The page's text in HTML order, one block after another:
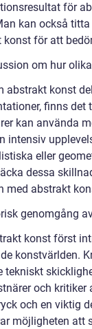
för
kan också
konst för att
om hur
abstrakt konst
finns
kan använda
intensiv
eller
dessa
med abstrakt
genomgång
konst först
konstvärlden.
tekniskt
och
och en viktig
möjligheten att